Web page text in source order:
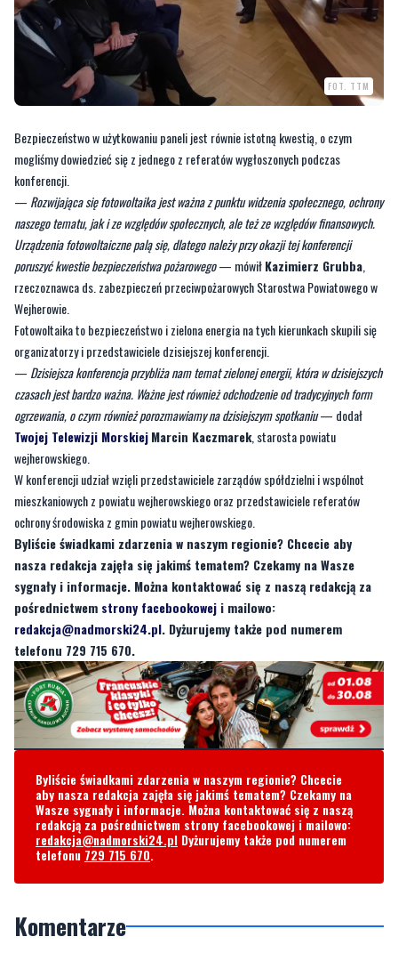
FOT. TTM
Bezpieczeństwo w użytkowaniu paneli jest równie istotną kwestią, o czym
mogliśmy dowiedzieć się z jednego z referatów wygłoszonych podczas
konferencji.
— Rozwijająca się fotowoltaika jest ważna z punktu widzenia społecznego, ochrony
naszego tematu, jak i ze względów społecznych, ale też ze względów finansowych.
Urządzenia fotowoltaiczne palą się, dlatego należy przy okazji tej konferencji
poruszyć kwestie bezpieczeństwa pożarowego— mówiłKazimierz Grubba
rzeczoznawca ds. zabezpieczeń przeciwpożarowych Starostwa Powiatowego w
Wejherowie.
Fotowoltaika to bezpieczeństwo i zielona energia na tych kierunkach skupili się
organizatorzy i przedstawiciele dzisiejszej konferencji.
— Dzisiejsza konferencja przybliża nam temat zielonej energii, która w dzisiejszych
czasach jest bardzo ważna. Ważne jest również odchodzenie od tradycyjnych form
ogrzewania, o czym również porozmawiamy na dzisiejszym spotkaniu— dodał
Twojej Telewizji MorskiejMarcin Kaczmarek, starosta powiatu
wejherowskiego.
W konferencji udział wzięli przedstawiciele zarządów spółdzielni i wspólnot
mieszkaniowych z powiatu wejherowskiego oraz przedstawiciele referatów
ochrony środowiska z gmin powiatu wejherowskiego.
Byliście świadkami zdarzenia w naszym regionie? Chcecie aby
nasza redakcja zajęła się jakimś tematem? Czekamy na Wasze
sygnały i informacje. Można kontaktować się z naszą redakcją za
pośrednictwem strony facebookowej i mailowo:
redakcja@nadmorski24.pl. Dyżurujemy także pod numerem
telefonu 729 715 670.
Byliście świadkami zdarzenia w naszym regionie? Chcecie
aby nasza redakcja zajęła się jakimś tematem? Czekamy na
Wasze sygnały i informacje. Można kontaktować się z naszą
redakcją za pośrednictwem strony facebookowej i mailowo:
redakcja@nadmorski24.pl Dyżurujemy także pod numerem
telefonu 729 715 670.
Komentarze